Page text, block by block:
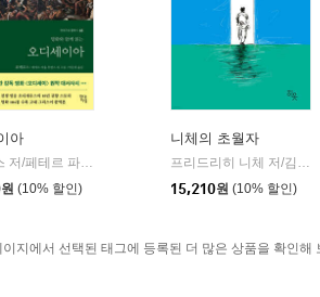
아
호메로스 저/페테르 파울 루벤스 그림/박문재 역 |
현대지성
원 (10% 할인)
니체의 초월자
프리드리히 니체 저/김철 편역
15,210원 (10% 할인)
이지에서 선택된 태그에 등록된 더 많은 상품을 확인해